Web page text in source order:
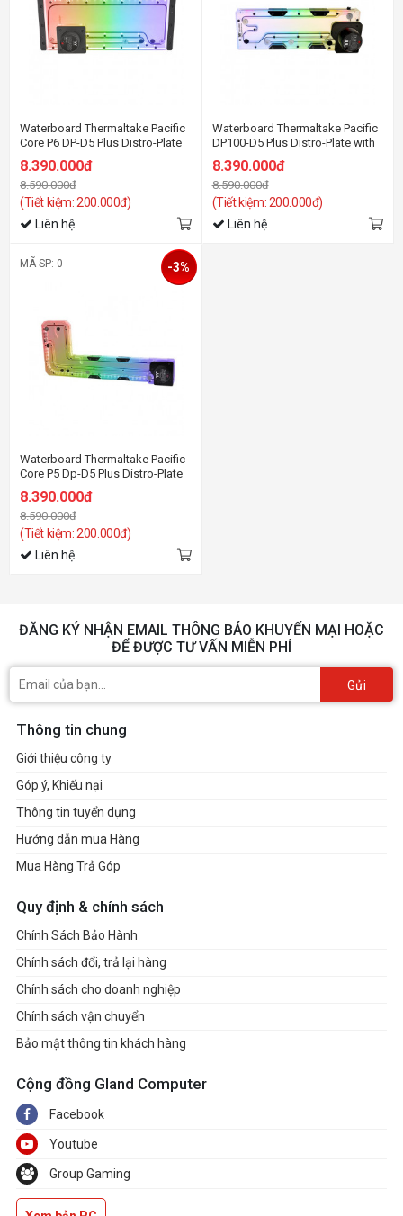
Waterboard Thermaltake Pacific
Core P6 DP-D5 Plus Distro-Plate
with Pump Combo
8.390.000đ
8.590.000đ
(Tiết kiệm: 200.000đ)
Liên hệ
Waterboard Thermaltake Pacific
DP100-D5 Plus Distro-Plate with
Pump Combo
8.390.000đ
8.590.000đ
(Tiết kiệm: 200.000đ)
Liên hệ
MÃ SP: 0
Waterboard Thermaltake Pacific
Core P5 Dp-D5 Plus Distro-Plate
8.390.000đ
8.590.000đ
(Tiết kiệm: 200.000đ)
-3%
Liên hệ
ĐĂNG KÝ NHẬN EMAIL THÔNG BÁO KHUYẾN MẠI HOẶC
ĐỂ ĐƯỢC TƯ VẤN MIỄN PHÍ
Gửi
Thông tin chung
Giới thiệu công ty
Góp ý, Khiếu nại
Thông tin tuyển dụng
Hướng dẫn mua Hàng
Mua Hàng Trả Góp
Quy định & chính sách
Chính Sách Bảo Hành
Chính sách đổi, trả lại hàng
Chính sách cho doanh nghiệp
Chính sách vận chuyển
Bảo mật thông tin khách hàng
Cộng đồng Gland Computer
Facebook
Youtube
Group Gaming